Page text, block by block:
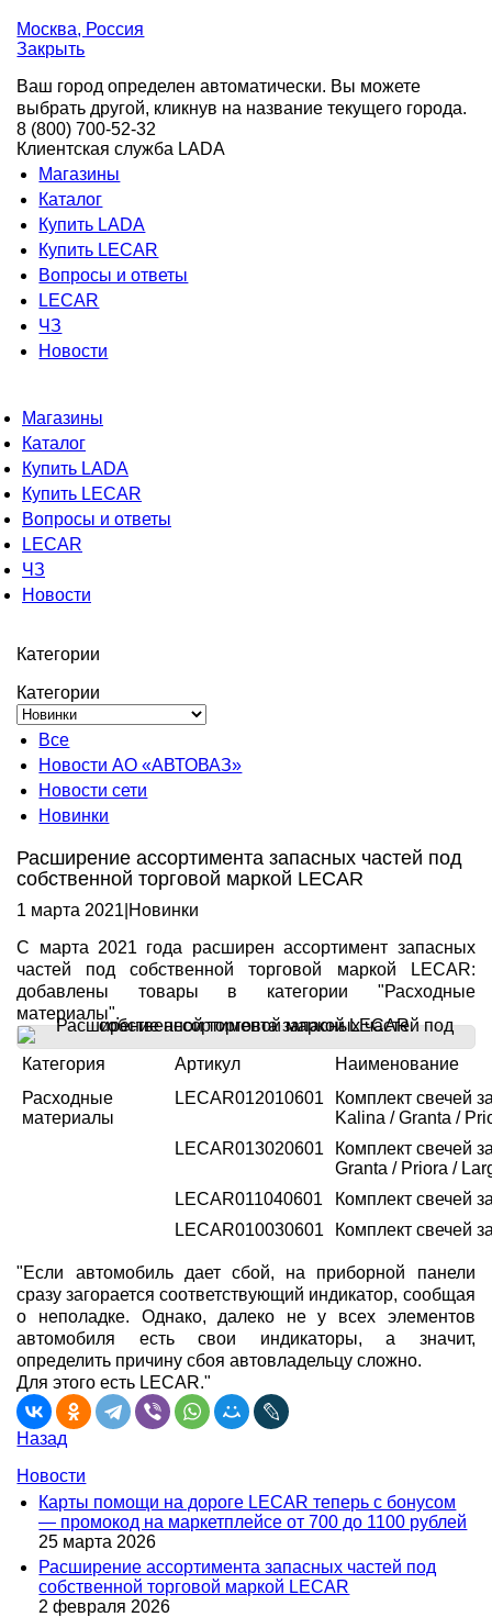
Москва, Россия
Закрыть
Ваш город определен автоматически. Вы можете
выбрать другой, кликнув на название текущего города.
8 (800) 700-52-32
Клиентская служба LADA
Магазины
Каталог
Купить LADA
Купить LECAR
Вопросы и ответы
LECAR
ЧЗ
Новости
Магазины
Каталог
Купить LADA
Купить LECAR
Вопросы и ответы
LECAR
ЧЗ
Новости
Категории
Категории
Все
Новости АО «АВТОВАЗ»
Новости сети
Новинки
Расширение ассортимента запасных частей под
собственной торговой маркой LECAR
1 марта 2021 Новинки
С марта 2021 года расширен ассортимент запасных
частей под собственной торговой маркой LECAR:
добавлены товары в категории "Расходные
материалы".
Категория Артикул
Наименование
Расходные
материалы
LECAR012010601
Комплект свечей
Kalina / Granta /
LECAR013020601
Комплект свечей
Granta / Priora /
LECAR011040601
Комплект свечей
LECAR010030601
Комплект свечей
"Если автомобиль дает сбой, на приборной панели
сразу загорается соответствующий индикатор, сообщая
о неполадке. Однако, далеко не у всех элементов
автомобиля есть свои индикаторы, а значит,
определить причину сбоя автовладельцу сложно.
Для этого есть LECAR."
Назад
Новости
Карты помощи на дороге LECAR теперь с бонусом
— промокод на маркетплейсе от 700 до 1100 рублей
25 марта 2026
Расширение ассортимента запасных частей под
собственной торговой маркой LECAR
2 февраля 2026